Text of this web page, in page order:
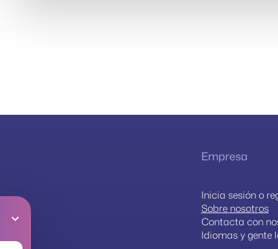
Empresa
Inicia sesión o
Sobre nosotros
Contacta con
Idiomas y gente